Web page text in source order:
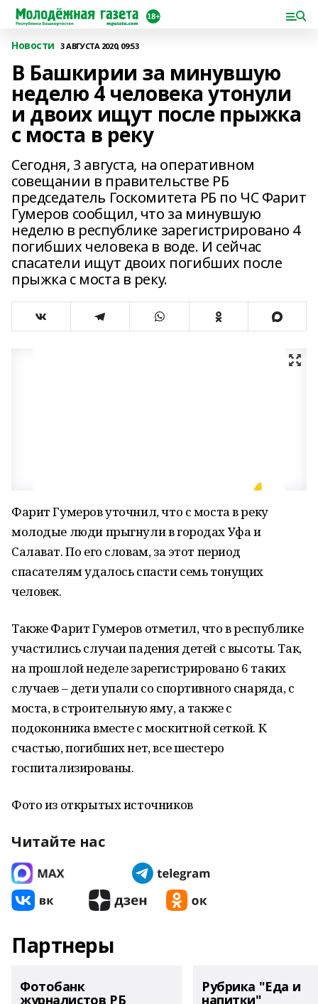
Новости 3 АВГУСТА 2020, 09:53
В Башкирии за минувшую
неделю 4 человека утонули
и двоих ищут после прыжка
с моста в реку
Сегодня, 3 августа, на оперативном
совещании в правительстве РБ
председатель Госкомитета РБ по ЧС Фарит
Гумеров сообщил, что за минувшую
неделю в республике зарегистрировано 4
погибших человека в воде. И сейчас
спасатели ищут двоих погибших после
прыжка с моста в реку.
Фарит Гумеров уточнил, что с моста в реку
молодые люди прыгнули в городах Уфа и
Салават. По его словам, за этот период
спасателям удалось спасти семь тонущих
человек.
Также Фарит Гумеров отметил, что в республике
участились случаи падения детей с высоты. Так,
на прошлой неделе зарегистрировано 6 таких
случаев – дети упали со спортивного снаряда, с
моста, в строительную яму, а также с
подоконника вместе с москитной сеткой. К
счастью, погибших нет, все шестеро
госпитализированы.
Фото из открытых источников
Читайте нас
Партнеры
Фотобанк
журналистов РБ
Рубрика "Еда и
напитки"